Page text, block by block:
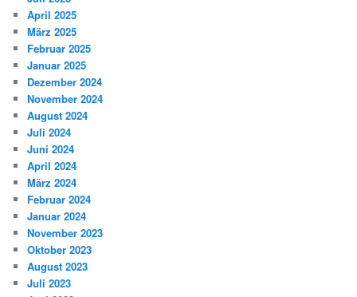
April 2025
März 2025
Februar 2025
Januar 2025
Dezember 2024
November 2024
August 2024
Juli 2024
Juni 2024
April 2024
März 2024
Februar 2024
Januar 2024
November 2023
Oktober 2023
August 2023
Juli 2023